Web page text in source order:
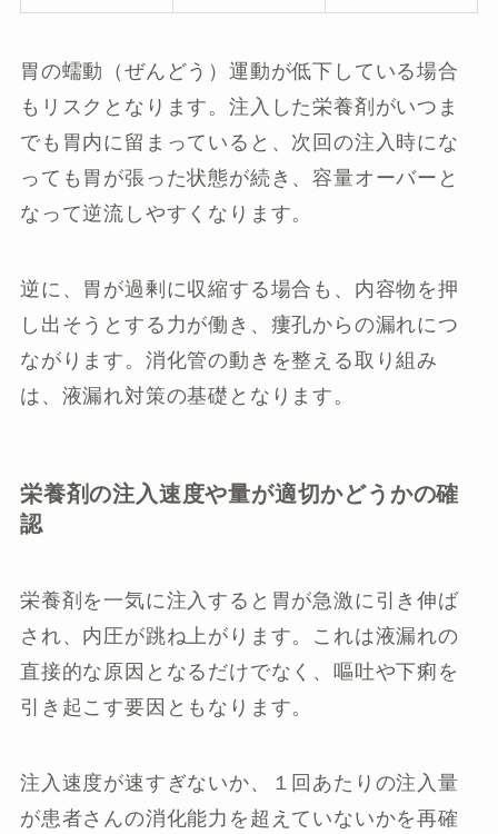
胃の蠕動（ぜんどう）運動が低下している場合
もリスクとなります。注入した栄養剤がいつま
でも胃内に留まっていると、次回の注入時にな
っても胃が張った状態が続き、容量オーバーと
なって逆流しやすくなります。
逆に、胃が過剰に収縮する場合も、内容物を押
し出そうとする力が働き、瘻孔からの漏れにつ
ながります。消化管の動きを整える取り組み
は、液漏れ対策の基礎となります。
栄養剤の注入速度や量が適切かどうかの確
認
栄養剤を一気に注入すると胃が急激に引き伸ば
され、内圧が跳ね上がります。これは液漏れの
直接的な原因となるだけでなく、嘔吐や下痢を
引き起こす要因ともなります。
注入速度が速すぎないか、１回あたりの注入量
が患者さんの消化能力を超えていないかを再確